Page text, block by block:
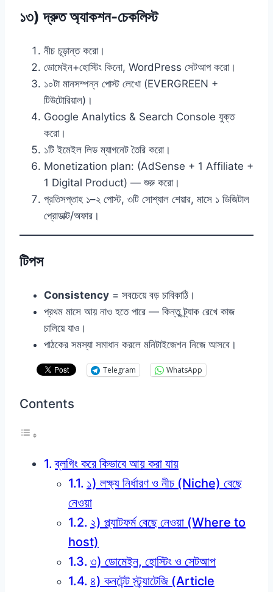
১৩) দ্রুত অ্যাকশন-চেকলিস্ট
নীচ চূড়ান্ত করো।
ডোমেইন+হোস্টিং কিনো, WordPress সেটআপ করো।
১০টা মানসম্পন্ন পোস্ট লেখো (EVERGREEN +
টিউটোরিয়াল)।
Google Analytics & Search Console যুক্ত
করো।
১টি ইমেইল লিড ম্যাগনেট তৈরি করো।
Monetization plan: (AdSense + 1 Affiliate +
1 Digital Product) — শুরু করো।
প্রতিসপ্তাহ ১–২ পোস্ট, ৩টি সোশ্যাল শেয়ার, মাসে ১ ডিজিটাল
প্রোডাক্ট/অফার।
টিপস
Consistency = সবচেয়ে বড় চাবিকাঠি।
প্রথম মাসে আয় নাও হতে পারে — কিন্তু ট্র্যাক রেখে কাজ
চালিয়ে যাও।
পাঠকের সমস্যা সমাধান করলে মনিটাইজেশন নিজে আসবে।
Telegram WhatsApp
Contents
ব্লগিং করে কিভাবে আয় করা যায়
১) লক্ষ্য নির্ধারণ ও নীচ (Niche) বেছে
নেওয়া
২) প্ল্যাটফর্ম বেছে নেওয়া (Where to
host)
৩) ডোমেইন, হোস্টিং ও সেটআপ
৪) কনটেন্ট স্ট্র্যাটেজি (Article